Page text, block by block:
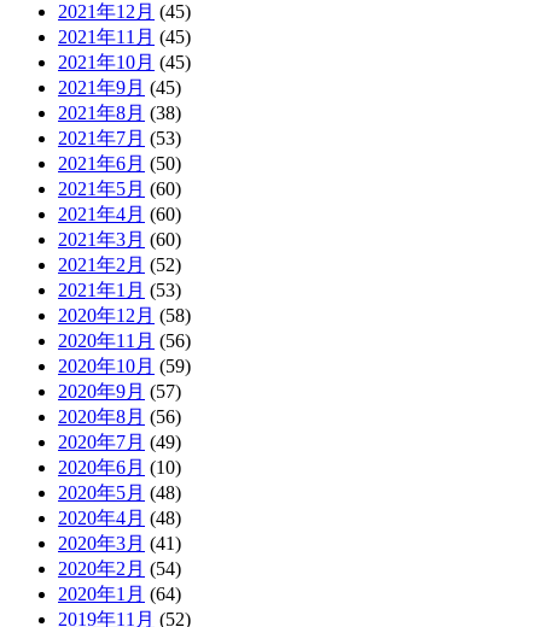
2021年12月 (45)
2021年11月 (45)
2021年10月 (45)
2021年9月 (45)
2021年8月 (38)
2021年7月 (53)
2021年6月 (50)
2021年5月 (60)
2021年4月 (60)
2021年3月 (60)
2021年2月 (52)
2021年1月 (53)
2020年12月 (58)
2020年11月 (56)
2020年10月 (59)
2020年9月 (57)
2020年8月 (56)
2020年7月 (49)
2020年6月 (10)
2020年5月 (48)
2020年4月 (48)
2020年3月 (41)
2020年2月 (54)
2020年1月 (64)
2019年11月 (52)